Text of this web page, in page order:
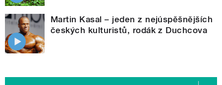
Martin Kasal – jeden z nejúspěšnějších
českých kulturistů, rodák z Duchcova